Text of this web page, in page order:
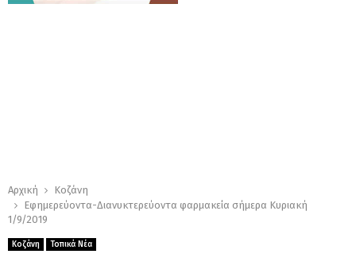
Αρχική
Κοζάνη
Εφημερεύοντα-Διανυκτερεύοντα φαρμακεία σήμερα Κυριακή
1/9/2019
Κοζάνη Τοπικά Νέα